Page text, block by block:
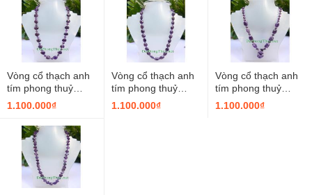
Vòng cổ thạch anh
tím phong thuỷ
VCTT1
1.100.000₫
Vòng cổ thạch anh
tím phong thuỷ
VCTT2
1.100.000₫
Vòng cổ thạch anh
tím phong thuỷ
VCTT3
1.100.000₫